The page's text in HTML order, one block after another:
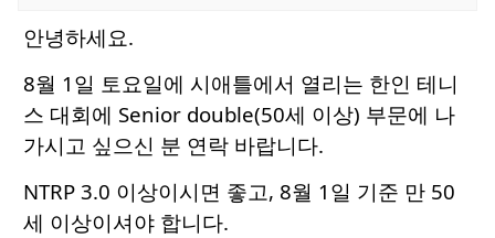
안녕하세요.
8월 1일 토요일에 시애틀에서 열리는 한인 테니
스 대회에 Senior double(50세 이상) 부문에 나
가시고 싶으신 분 연락 바랍니다.
NTRP 3.0 이상이시면 좋고, 8월 1일 기준 만 50
세 이상이셔야 합니다.